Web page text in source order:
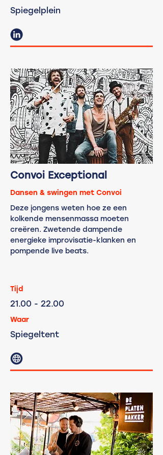
Spiegelplein
Convoi Exceptional
Dansen & swingen met Convoi
Deze jongens weten hoe ze een
kolkende mensenmassa moeten
creëren. Zwetende dampende
energieke improvisatie-klanken en
pompende live beats.
Tijd
21.00 - 22.00
Waar
Spiegeltent